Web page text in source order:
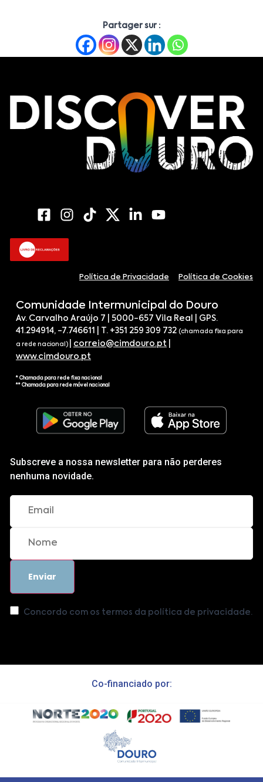
Partager sur :
Política de Privacidade Política de Cookies
Comunidade Intermunicipal do Douro
Av. Carvalho Araújo 7 | 5000-657 Vila Real | GPS.
41.294914, -7.746611 | T. +351 259 309 732 (chamada fixa para
a rede nacional) correio@cimdouro.pt
www.cimdouro.pt
* Chamada para rede fixa nacional
** Chamada para rede móvel nacional
Subscreve a nossa newsletter para não perderes
nenhuma novidade.
Concordo com os termos da política de privacidade.
Co-financiado por: